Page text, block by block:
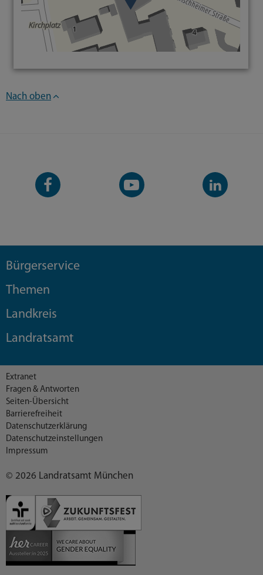
Nach oben
Facebook-
Seite
YouTube-
Kanal
LinkedIn-
Kanal
Bürgerservice
Themen
Landkreis
Landratsamt
© 2026 Landratsamt München
Extranet
Fragen & Antworten
Seiten-Übersicht
Barrierefreiheit
Datenschutzerklärung
Datenschutzeinstellungen
Impressum